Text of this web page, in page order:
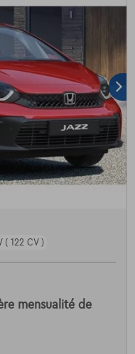
( 122 CV )
mensualité de